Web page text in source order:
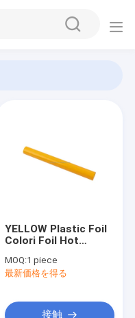
YELLOW Plastic Foil
Colori Foil Hot
For Plastics
MOQ:1 piece
最新価格を得る
接触